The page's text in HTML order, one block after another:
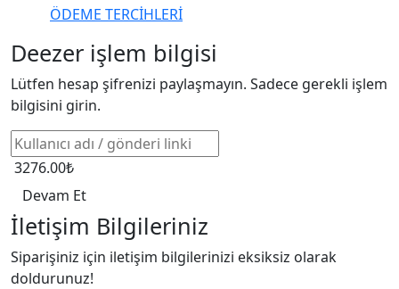
ÖDEME TERCİHLERİ
Deezer işlem bilgisi
Lütfen hesap şifrenizi paylaşmayın. Sadece gerekli işlem
bilgisini girin.
3276.00₺
Devam Et
İletişim Bilgileriniz
Siparişiniz için iletişim bilgilerinizi eksiksiz olarak
doldurunuz!